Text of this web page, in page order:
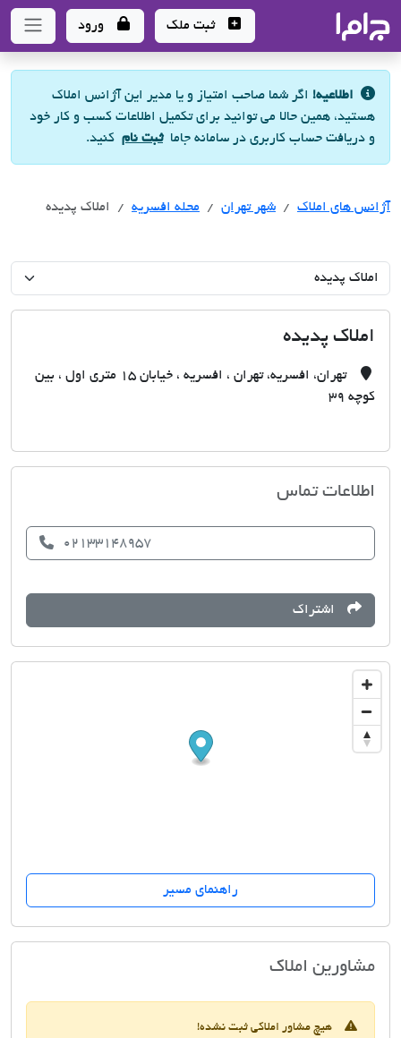
- سامانه جامع املاک و مشاورین املاک
ثبت ملک ورود
اطلاعیه! اگر شما صاحب امتیاز و یا مدیر این آژانس املاک
هستید، همین حالا می توانید برای تکمیل اطلاعات کسب و کار خود
و دریافت حساب کاربری در سامانه جاماثبت نام کنید.
آژانس های املاک آژانس های املاک
شهر تهران آژانس های املاک
محله افسریه املاک پدیده
املاک پدیده
تهران، افسریه، تهران ، افسریه ، خیابان 15 متری اول ، بین
کوچه 39
اطلاعات تماس
02133148957
اشتراک
راهنمای مسیر
مشاورین املاکاملاک پدیده
هیچ مشاور املاکی ثبت نشده!